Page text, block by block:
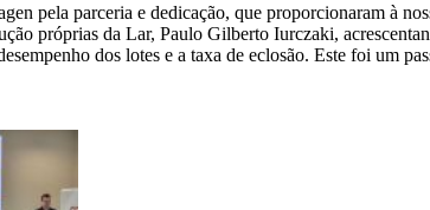
pela parceria e dedicação, que proporcionaram à
próprias da Lar, Paulo Gilberto Iurczaki,
dos lotes e a taxa de eclosão. Este foi um